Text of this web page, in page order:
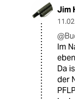
Jim
Im
Da
der